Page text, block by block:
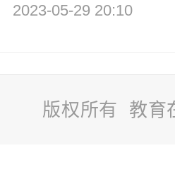
2023-05-29 20:10
版权所有 教育